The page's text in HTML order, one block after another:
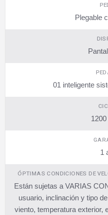
Plegable
01 inteligente
1
ÓPTIMAS CONDICIONES DE
Están sujetas a VARIAS
usuario, inclinación y tipo
viento, temperatura exterior,